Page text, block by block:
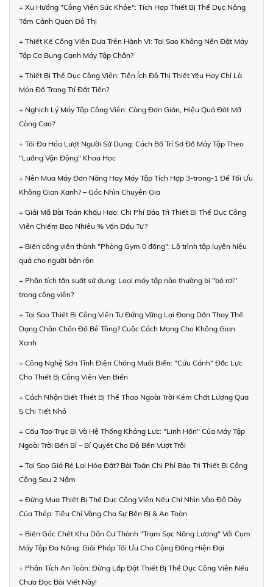
+ Xu Hướng "Công Viên Sức Khỏe": Tích Hợp Thiết Bị Thể Dục Nâng
Tầm Cảnh Quan Đô Thị
+ Thiết Kế Công Viên Dựa Trên Hành Vi: Tại Sao Không Nên Đặt Máy
Tập Cơ Bụng Cạnh Máy Tập Chân?
+ Thiết Bị Thể Dục Công Viên: Tiện Ích Đô Thị Thiết Yếu Hay Chỉ Là
Món Đồ Trang Trí Đắt Tiền?
+ Nghịch Lý Máy Tập Công Viên: Càng Đơn Giản, Hiệu Quả Đốt Mỡ
Càng Cao?
+ Tối Đa Hóa Lượt Người Sử Dụng: Cách Bố Trí Sơ Đồ Máy Tập Theo
"Luồng Vận Động" Khoa Học
+ Nên Mua Máy Đơn Năng Hay Máy Tập Tích Hợp 3-trong-1 Để Tối Ưu
Không Gian Xanh? – Góc Nhìn Chuyên Gia
+ Giải Mã Bài Toán Khấu Hao: Chi Phí Bảo Trì Thiết Bị Thể Dục Công
Viên Chiếm Bao Nhiêu % Vốn Đầu Tư?
+ Biến công viên thành "Phòng Gym 0 đồng": Lộ trình tập luyện hiệu
quả cho người bận rộn
+ Phân tích tần suất sử dụng: Loại máy tập nào thường bị "bỏ rơi"
trong công viên?
+ Tại Sao Thiết Bị Công Viên Tự Đứng Vững Lại Đang Dần Thay Thế
Dạng Chân Chôn Đổ Bê Tông? Cuộc Cách Mạng Cho Không Gian
Xanh
+ Công Nghệ Sơn Tĩnh Điện Chống Muối Biển: "Cứu Cánh" Đắc Lực
Cho Thiết Bị Công Viên Ven Biển
+ Cách Nhận Biết Thiết Bị Thể Thao Ngoài Trời Kém Chất Lượng Qua
5 Chi Tiết Nhỏ
+ Cấu Tạo Trục Bi Và Hệ Thống Kháng Lực: "Linh Hồn" Của Máy Tập
Ngoài Trời Bền Bỉ – Bí Quyết Cho Độ Bền Vượt Trội
+ Tại Sao Giá Rẻ Lại Hóa Đắt? Bài Toán Chi Phí Bảo Trì Thiết Bị Công
Cộng Sau 2 Năm
+ Đừng Mua Thiết Bị Thể Dục Công Viên Nếu Chỉ Nhìn Vào Độ Dày
Của Thép: Tiêu Chí Vàng Cho Sự Bền Bỉ & An Toàn
+ Biến Góc Chết Khu Dân Cư Thành "Trạm Sạc Năng Lượng" Với Cụm
Máy Tập Đa Năng: Giải Pháp Tối Ưu Cho Cộng Đồng Hiện Đại
+ Phân Tích An Toàn: Đừng Lắp Đặt Thiết Bị Thể Dục Công Viên Nếu
Chưa Đọc Bài Viết Này!